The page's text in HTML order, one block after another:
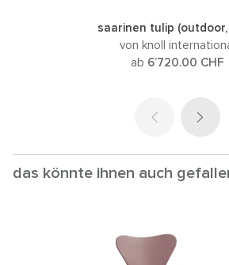
saarinen tulip
von knoll
ab 6’720.00 CHF
das könnte ihnen auch